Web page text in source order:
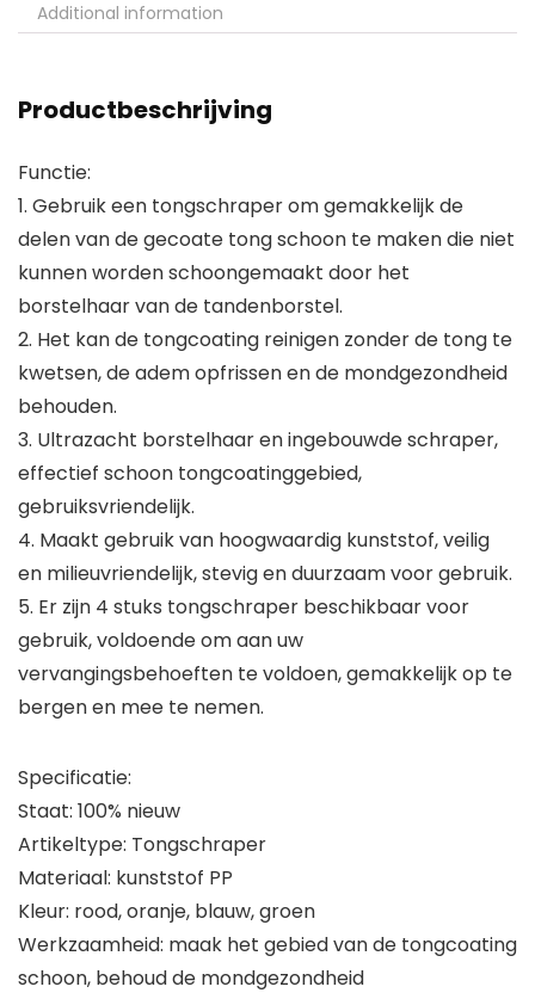
Additional information
Productbeschrijving
Functie:
1. Gebruik een tongschraper om gemakkelijk de
delen van de gecoate tong schoon te maken die niet
kunnen worden schoongemaakt door het
borstelhaar van de tandenborstel.
2. Het kan de tongcoating reinigen zonder de tong te
kwetsen, de adem opfrissen en de mondgezondheid
behouden.
3. Ultrazacht borstelhaar en ingebouwde schraper,
effectief schoon tongcoatinggebied,
gebruiksvriendelijk.
4. Maakt gebruik van hoogwaardig kunststof, veilig
en milieuvriendelijk, stevig en duurzaam voor gebruik.
5. Er zijn 4 stuks tongschraper beschikbaar voor
gebruik, voldoende om aan uw
vervangingsbehoeften te voldoen, gemakkelijk op te
bergen en mee te nemen.
Specificatie:
Staat: 100% nieuw
Artikeltype: Tongschraper
Materiaal: kunststof PP
Kleur: rood, oranje, blauw, groen
Werkzaamheid: maak het gebied van de tongcoating
schoon, behoud de mondgezondheid